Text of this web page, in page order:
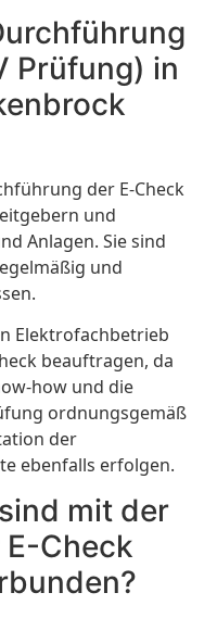
Prüfung) in
der E-Check
und
Anlagen. Sie sind
und
Elektrofachbetrieb
beauftragen, da
how und die
ordnungsgemäß
der
ebenfalls erfolgen.
mit der
Check